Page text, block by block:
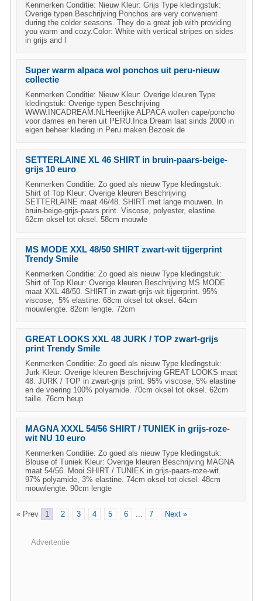
Kenmerken Conditie: Nieuw Kleur: Grijs Type kledingstuk:
Overige typen Beschrijving Ponchos are very convenient
during the colder seasons. They do a great job with providing
you warm and cozy.Color: White with vertical stripes on sides
in grijs and l
Super warm alpaca wol ponchos uit peru-nieuw
collectie
Kenmerken Conditie: Nieuw Kleur: Overige kleuren Type
kledingstuk: Overige typen Beschrijving
WWW.INCADREAM.NLHeerlijke ALPACA wollen cape/poncho
voor dames en heren uit PERU.Inca Dream laat sinds 2000 in
eigen beheer kleding in Peru maken.Bezoek de
SETTERLAINE XL 46 SHIRT in bruin-paars-beige-
grijs 10 euro
Kenmerken Conditie: Zo goed als nieuw Type kledingstuk:
Shirt of Top Kleur: Overige kleuren Beschrijving
SETTERLAINE maat 46/48. SHIRT met lange mouwen. In
bruin-beige-grijs-paars print. Viscose, polyester, elastine.
62cm oksel tot oksel. 58cm mouwle
MS MODE XXL 48/50 SHIRT zwart-wit tijgerprint
Trendy Smile
Kenmerken Conditie: Zo goed als nieuw Type kledingstuk:
Shirt of Top Kleur: Overige kleuren Beschrijving MS MODE
maat XXL 48/50. SHIRT in zwart-grijs-wit tijgerprint. 95%
viscose, 5% elastine. 68cm oksel tot oksel. 64cm
mouwlengte. 82cm lengte. 72cm
GREAT LOOKS XXL 48 JURK / TOP zwart-grijs
print Trendy Smile
Kenmerken Conditie: Zo goed als nieuw Type kledingstuk:
Jurk Kleur: Overige kleuren Beschrijving GREAT LOOKS maat
48. JURK / TOP in zwart-grijs print. 95% viscose, 5% elastine
en de voering 100% polyamide. 70cm oksel tot oksel. 62cm
taille. 76cm heup
MAGNA XXXL 54/56 SHIRT / TUNIEK in grijs-roze-
wit NU 10 euro
Kenmerken Conditie: Zo goed als nieuw Type kledingstuk:
Blouse of Tuniek Kleur: Overige kleuren Beschrijving MAGNA
maat 54/56. Mooi SHIRT / TUNIEK in grijs-paars-roze-wit.
97% polyamide, 3% elastine. 74cm oksel tot oksel. 48cm
mouwlengte. 90cm lengte
« Prev 1 2 3 4 5 6 ... 7 Next »
Advertentie